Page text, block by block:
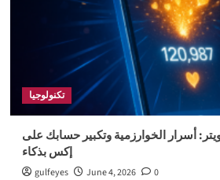
تكنولوجيا
أسرار الخوارزمية وتكبير حسابك على
إكس بذكاء
gulfeyes June 4, 2026 0